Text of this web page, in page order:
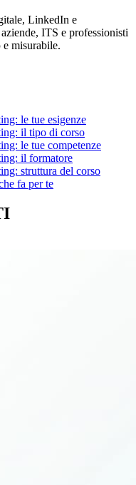
LinkedIn e
ITS e professionisti
e misurabile.
le tue esigenze
il tipo di corso
le tue competenze
il formatore
struttura del corso
fa per te